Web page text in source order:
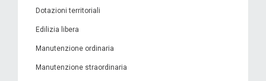
Dotazioni territoriali
Edilizia libera
Manutenzione ordinaria
Manutenzione straordinaria